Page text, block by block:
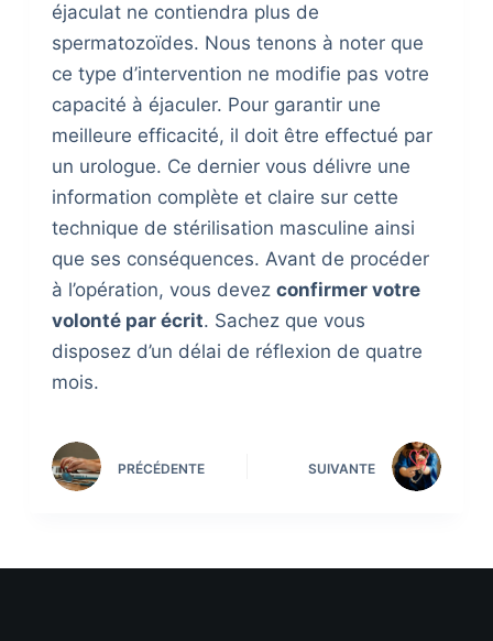
éjaculat ne contiendra plus de
spermatozoïdes. Nous tenons à noter que
ce type d’intervention ne modifie pas votre
capacité à éjaculer. Pour garantir une
meilleure efficacité, il doit être effectué par
un urologue. Ce dernier vous délivre une
information complète et claire sur cette
technique de stérilisation masculine ainsi
que ses conséquences. Avant de procéder
à l’opération, vous devez confirmer votre
volonté par écrit. Sachez que vous
disposez d’un délai de réflexion de quatre
mois.
PRÉCÉDENTE SUIVANTE